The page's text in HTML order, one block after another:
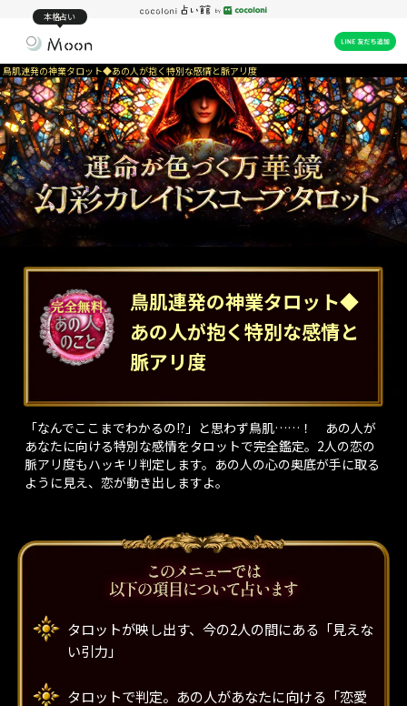
本格占い
鳥肌連発の神業タロット◆あの人が抱く特別な感情と脈アリ度
鳥肌連発の神業タロット◆
あの人が抱く特別な感情と
脈アリ度
「なんでここまでわかるの!?」と思わず鳥肌……！ あの人が
あなたに向ける特別な感情をタロットで完全鑑定。2人の恋の
脈アリ度もハッキリ判定します。あの人の心の奥底が手に取る
ように見え、恋が動き出しますよ。
タロットが映し出す、今の2人の間にある「見えな
い引力」
タロットで判定。あの人があなたに向ける「恋愛